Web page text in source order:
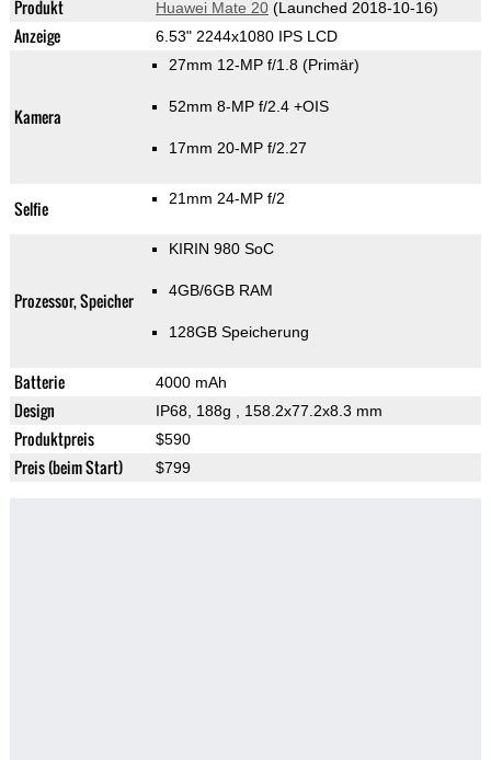
Produkt Huawei Mate 20(Launched 2018-10-16)
Anzeige 6.53" 2244x1080 IPS LCD
Kamera
27mm 12-MP f/1.8 (Primär)
52mm 8-MP f/2.4 +OIS
17mm 20-MP f/2.27
Selfie 21mm 24-MP f/2
Prozessor, Speicher
KIRIN 980 SoC
4GB/6GB RAM
128GB Speicherung
Batterie 4000 mAh
Design IP68, 188g , 158.2x77.2x8.3 mm
Produktpreis $590
Preis (beim Start) $799